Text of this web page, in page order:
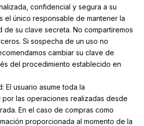
confidencial y segura a su
el único responsable de mantener la
de su clave secreta. No compartiremos
Si sospecha de un uso no
cambiar su clave de
del procedimiento establecido en
El usuario asume toda la
por las operaciones realizadas desde
En el caso de compras como
proporcionada al momento de la